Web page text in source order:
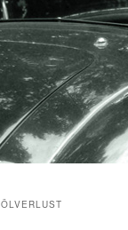
ÖLVERLUST